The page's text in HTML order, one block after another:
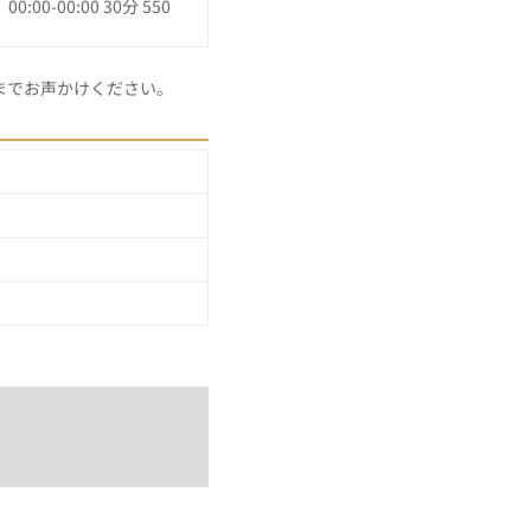
00:00 30分 550
お声かけください。